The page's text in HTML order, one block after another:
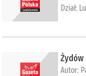
Dział:
Autor: